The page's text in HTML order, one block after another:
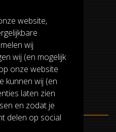
website,
wij
wij (en mogelijk
onze website
kunnen wij (en
laten zien
en zodat je
delen op social